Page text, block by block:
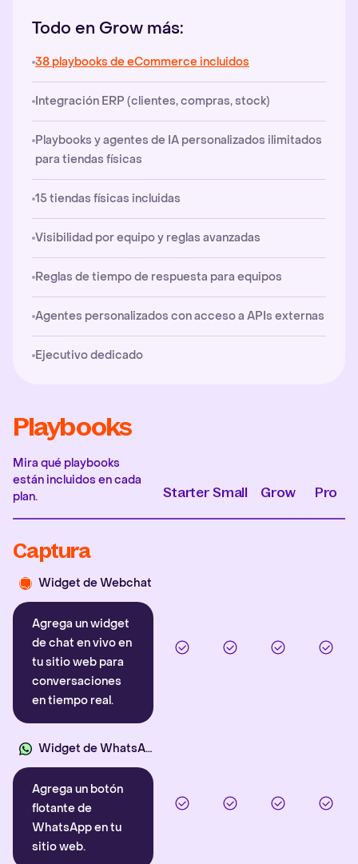
Todo en Grow más:
38 playbooks de eCommerce incluidos
Integración ERP (clientes, compras, stock)
Playbooks y agentes de IA personalizados ilimitados
para tiendas físicas
15 tiendas físicas incluidas
Visibilidad por equipo y reglas avanzadas
Reglas de tiempo de respuesta para equipos
Agentes personalizados con acceso a APIs externas
Ejecutivo dedicado
Playbooks
Mira qué playbooks
están incluidos en cada
plan.
Starter Small Grow Pro
Captura
Widget de Webchat
Agrega un widget
de chat en vivo en
tu sitio web para
conversaciones
en tiempo real.
Widget de WhatsApp
Agrega un botón
flotante de
WhatsApp en tu
sitio web.